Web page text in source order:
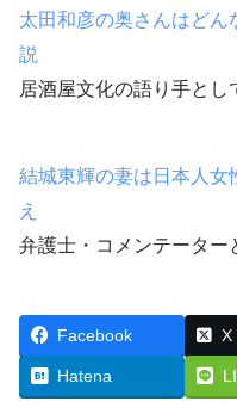
太田和彦の奥さんはど
説
居酒屋文化の語り手と
結城東輝の妻は日本人女
え
弁護士・コメンテータ
Facebook X
Hatena